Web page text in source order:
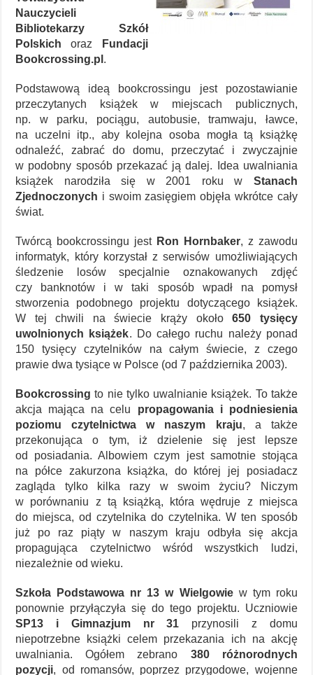
Nauczycieli
Bibliotekarzy Szkół
Polskich oraz
Fundacji
Bookcrossing.pl .
Podstawową ideą bookcrossingu jest pozostawianie
przeczytanych książek w miejscach publicznych,
np. w parku, pociągu, autobusie, tramwaju, ławce,
na uczelni itp., aby kolejna osoba mogła tą książkę
odnaleźć, zabrać do domu, przeczytać i zwyczajnie
w podobny sposób przekazać ją dalej. Idea uwalniania
książek narodziła się w 2001 roku w Stanach
Zjednoczonych i swoim zasięgiem objęła wkrótce cały
świat.
Twórcą bookcrossingu jest Ron Hornbaker, z zawodu
informatyk, który korzystał z serwisów umożliwiających
śledzenie losów specjalnie oznakowanych zdjęć
czy banknotów i w taki sposób wpadł na pomysł
stworzenia podobnego projektu dotyczącego książek.
W tej chwili na świecie krąży około650 tysięcy
uwolnionych książek. Do całego ruchu należy ponad
150 tysięcy czytelników na całym świecie, z czego
prawie dwa tysiące w Polsce (od 7 października 2003).
Bookcrossing to nie tylko uwalnianie książek. To także
akcja mająca na celu propagowania i podniesienia
poziomu czytelnictwa w naszym kraju, a także
przekonująca o tym, iż dzielenie się jest lepsze
od posiadania. Albowiem czym jest samotnie stojąca
na półce zakurzona książka, do której jej posiadacz
zagląda tylko kilka razy w swoim życiu? Niczym
w porównaniu z tą książką, która wędruje z miejsca
do miejsca, od czytelnika do czytelnika. W ten sposób
już po raz piąty w naszym kraju odbyła się akcja
propagująca czytelnictwo wśród wszystkich ludzi,
niezależnie od wieku.
Szkoła Podstawowa nr 13 w Wielgowiew tym roku
ponownie przyłączyła się do tego projektu. Uczniowie
SP13 i Gimnazjum nr 31 przynosili z domu
niepotrzebne książki celem przekazania ich na akcję
uwalniania. Ogółem zebrano 380 różnorodnych
pozycji, od romansów, poprzez przygodowe, wojenne